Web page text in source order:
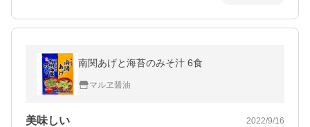
南関あげと海苔のみそ汁 6食
マルヱ醤油
美味しい 2022/9/16